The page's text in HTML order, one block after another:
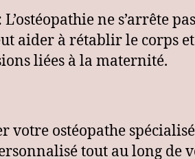
ne s’arrête
aider à rétablir le corps
liées à la maternité.
votre ostéopathe
tout au long de